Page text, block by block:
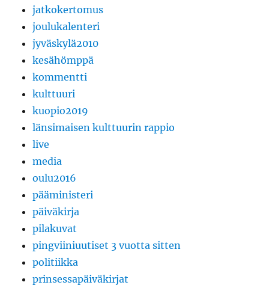
jatkokertomus
joulukalenteri
jyväskylä2010
kesähömppä
kommentti
kulttuuri
kuopio2019
länsimaisen kulttuurin rappio
live
media
oulu2016
pääministeri
päiväkirja
pilakuvat
pingviiniuutiset 3 vuotta sitten
politiikka
prinsessapäiväkirjat